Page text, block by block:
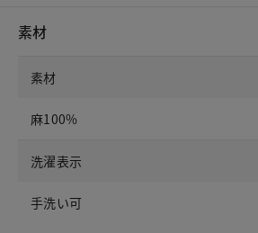
素材
素材
麻100%
洗濯表示
手洗い可